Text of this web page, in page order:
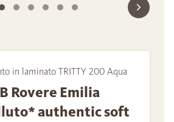
in laminato TRITTY 200 Aqua
Rovere Emilia
authentic soft